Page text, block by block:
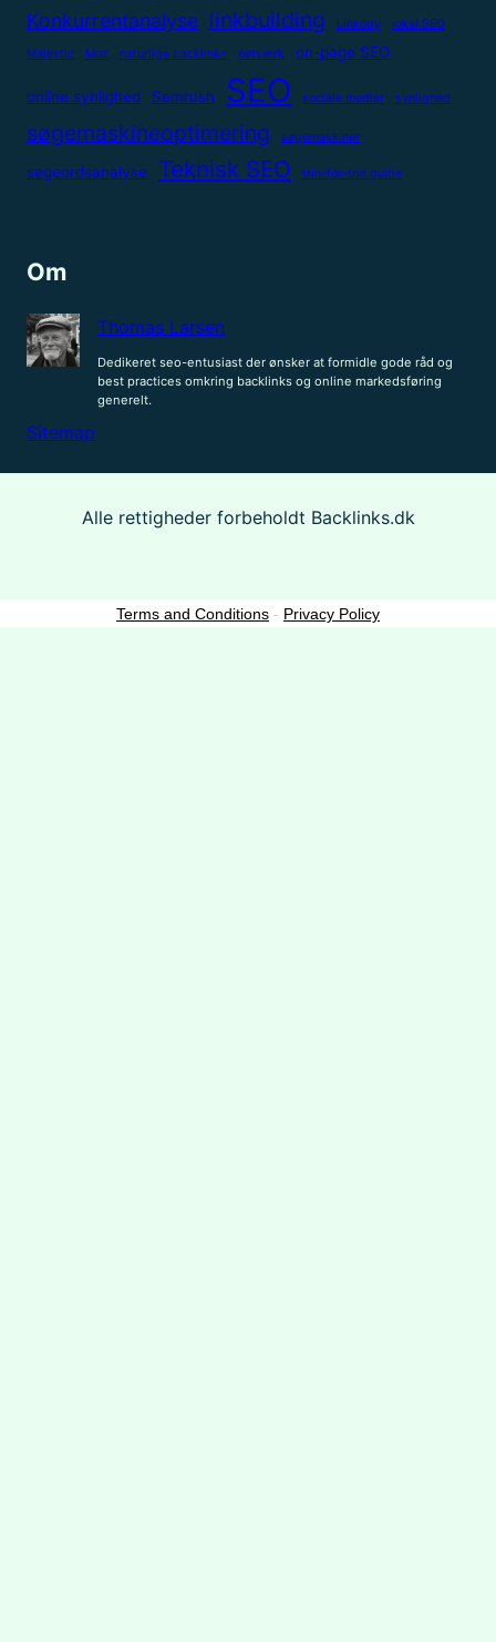
Konkurrentanalyse linkbuilding Linkody lokal SEO
Majestic Moz naturlige backlinks netværk on-page SEO
online synlighed Semrush SEO sociale medier synlighed
søgemaskineoptimering søgemaskiner
søgeordsanalyse Teknisk SEO trin-for-trin guide
Om
Thomas Larsen
Dedikeret seo-entusiast der ønsker at formidle gode råd og
best practices omkring backlinks og online markedsføring
generelt.
Sitemap
Alle rettigheder forbeholdt Backlinks.dk
Terms and Conditions - Privacy Policy